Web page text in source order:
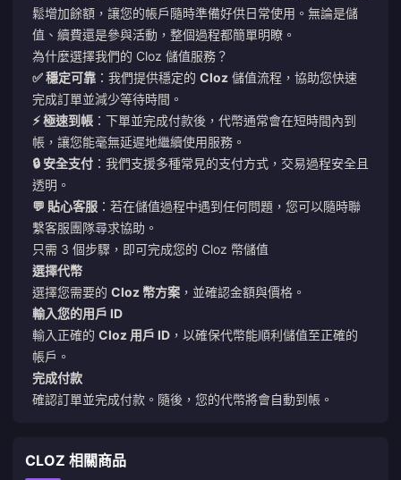
鬆增加餘額，讓您的帳戶隨時準備好供日常使用。無論是儲
值、續費還是參與活動，整個過程都簡單明瞭。
為什麼選擇我們的 Cloz 儲值服務？
✅ 穩定可靠 ：我們提供穩定的 Cloz 儲值流程，協助您快速
完成訂單並減少等待時間。
⚡ 極速到帳 ：下單並完成付款後，代幣通常會在短時間內到
帳，讓您能毫無延遲地繼續使用服務。
🔒 安全支付 ：我們支援多種常見的支付方式，交易過程安全且
透明。
💬 貼心客服 ：若在儲值過程中遇到任何問題，您可以隨時聯
繫客服團隊尋求協助。
只需 3 個步驟，即可完成您的 Cloz 幣儲值
選擇代幣
選擇您需要的 Cloz 幣方案 ，並確認金額與價格。
輸入您的用戶 ID
輸入正確的 Cloz 用戶 ID ，以確保代幣能順利儲值至正確的
帳戶。
完成付款
確認訂單並完成付款。隨後，您的代幣將會自動到帳。
CLOZ 相關商品